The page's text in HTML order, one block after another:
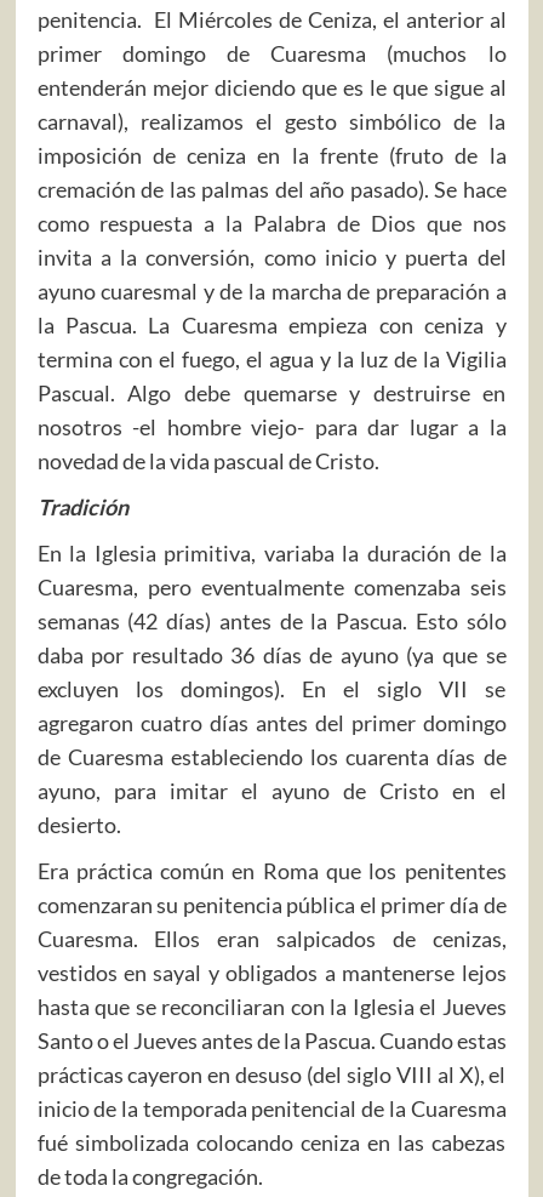
penitencia. El Miércoles de Ceniza, el anterior al
primer domingo de Cuaresma (muchos lo
entenderán mejor diciendo que es le que sigue al
carnaval), realizamos el gesto simbólico de la
imposición de ceniza en la frente (fruto de la
cremación de las palmas del año pasado). Se hace
como respuesta a la Palabra de Dios que nos
invita a la conversión, como inicio y puerta del
ayuno cuaresmal y de la marcha de preparación a
la Pascua. La Cuaresma empieza con ceniza y
termina con el fuego, el agua y la luz de la Vigilia
Pascual. Algo debe quemarse y destruirse en
nosotros -el hombre viejo- para dar lugar a la
novedad de la vida pascual de Cristo.
Tradición
En la Iglesia primitiva, variaba la duración de la
Cuaresma, pero eventualmente comenzaba seis
semanas (42 días) antes de la Pascua. Esto sólo
daba por resultado 36 días de ayuno (ya que se
excluyen los domingos). En el siglo VII se
agregaron cuatro días antes del primer domingo
de Cuaresma estableciendo los cuarenta días de
ayuno, para imitar el ayuno de Cristo en el
desierto.
Era práctica común en Roma que los penitentes
comenzaran su penitencia pública el primer día de
Cuaresma. Ellos eran salpicados de cenizas,
vestidos en sayal y obligados a mantenerse lejos
hasta que se reconciliaran con la Iglesia el Jueves
Santo o el Jueves antes de la Pascua. Cuando estas
prácticas cayeron en desuso (del siglo VIII al X), el
inicio de la temporada penitencial de la Cuaresma
fué simbolizada colocando ceniza en las cabezas
de toda la congregación.